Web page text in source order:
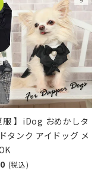
服 】iDog おめかしタ
タンク アイドッグ メ
(税込)